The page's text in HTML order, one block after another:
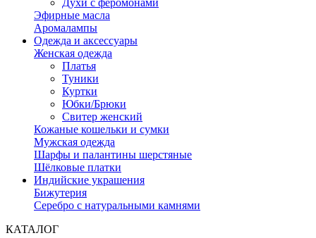
Духи с феромонами
Эфирные масла
Аромалампы
Одежда и аксессуары
Женская одежда
Платья
Туники
Куртки
Юбки/Брюки
Свитер женский
Кожаные кошельки и сумки
Мужская одежда
Шарфы и палантины шерстяные
Шёлковые платки
Индийские украшения
Бижутерия
Серебро с натуральными камнями
КАТАЛОГ